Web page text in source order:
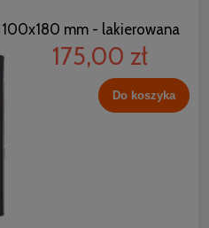
mm - lakierowana
175,00 zł
Do koszyka